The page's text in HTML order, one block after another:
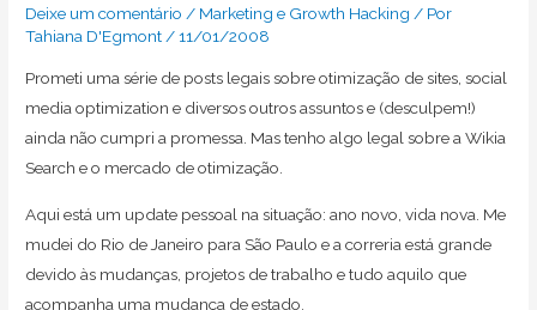
Deixe um comentário / Marketing e Growth Hacking / Por
Tahiana D'Egmont /11/01/2008
Prometi uma série de posts legais sobre otimização de sites, social
media optimization e diversos outros assuntos e (desculpem!)
ainda não cumpri a promessa. Mas tenho algo legal sobre a Wikia
Search e o mercado de otimização.
Aqui está um update pessoal na situação: ano novo, vida nova. Me
mudei do Rio de Janeiro para São Paulo e a correria está grande
devido às mudanças, projetos de trabalho e tudo aquilo que
acompanha uma mudança de estado.